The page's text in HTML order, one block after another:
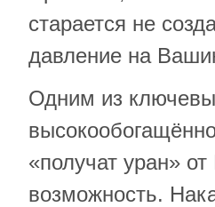
старается не
давление на
Одним из
«получат уран»
возможность.